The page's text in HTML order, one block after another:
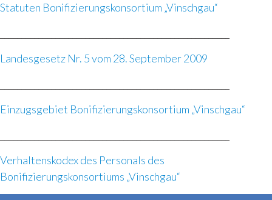
Statuten Bonifizierungskonsortium „Vinschgau“
Landesgesetz Nr. 5 vom 28. September 2009
Einzugsgebiet Bonifizierungskonsortium „Vinschgau“
Verhaltenskodex des Personals des
Bonifizierungskonsortiums „Vinschgau“